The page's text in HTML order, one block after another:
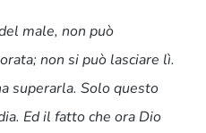
male, non può
non si può lasciare lì.
superarla. Solo questo
Ed il fatto che ora Dio